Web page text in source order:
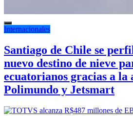
Internacionales
Santiago de Chile se
nuevo destino de nieve
ecuatorianos gracias a la
Polimundo y Jetsmart